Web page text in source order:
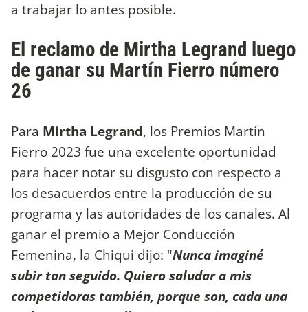
a trabajar lo antes posible.
El reclamo de Mirtha Legrand luego
de ganar su Martín Fierro número
26
Para Mirtha Legrand, los Premios Martín
Fierro 2023 fue una excelente oportunidad
para hacer notar su disgusto con respecto a
los desacuerdos entre la producción de su
programa y las autoridades de los canales. Al
ganar el premio a Mejor Conducción
Femenina, la Chiqui dijo: "Nunca imaginé
subir tan seguido. Quiero saludar a mis
competidoras también, porque son, cada una